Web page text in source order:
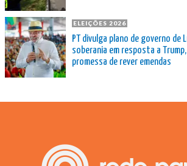
ELEIÇÕES 2026
PT divulga plano de governo de
soberania em resposta a
promessa de rever emendas